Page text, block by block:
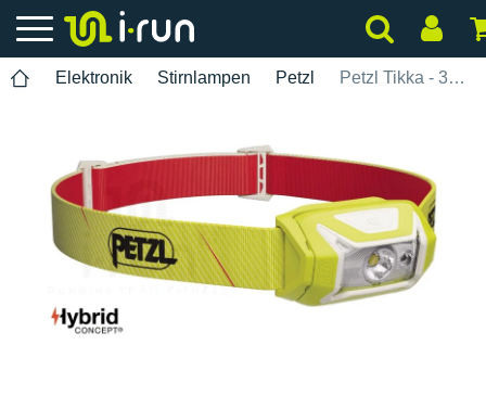
Elektronik Stirnlampen Petzl Petzl Tikka - 350 Lumen